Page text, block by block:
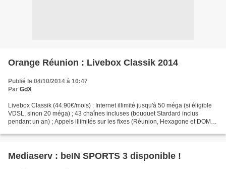
Orange Réunion : Livebox Classik 2014
Publié le 04/10/2014 à 10:47
Par GdX
Livebox Classik (44.90€/mois) : Internet illimité jusqu'à 50 méga (si éligible
VDSL, sinon 20 méga) ; 43 chaînes incluses (bouquet Stardard inclus
pendant un an) ; Appels illimités sur les fixes (Réunion, Hexagone et DOM)
Mediaserv : beIN SPORTS 3 disponible !